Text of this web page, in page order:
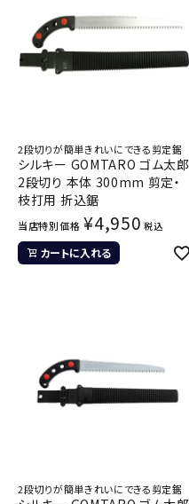
2段切りが簡単きれいにできる剪定鋸
シルキー GOMTARO ゴム太郎
2段切り 本体 300mm 剪定・
枝打用 折込鋸
当店特別価格 ¥4,950 税込
カートに入れる
2段切りが簡単きれいにできる剪定鋸